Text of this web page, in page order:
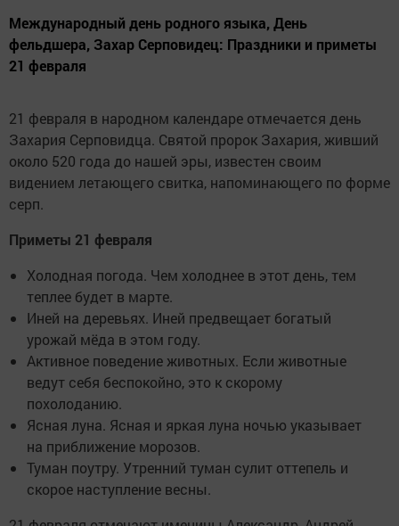
Международный день родного языка, День
фельдшера, Захар Серповидец: Праздники и приметы
21 февраля
21 февраля в народном календаре отмечается день
Захария Серповидца. Святой пророк Захария, живший
около 520 года до нашей эры, известен своим
видением летающего свитка, напоминающего по форме
серп.
Приметы 21 февраля
Холодная погода. Чем холоднее в этот день, тем
теплее будет в марте.
Иней на деревьях. Иней предвещает богатый
урожай мёда в этом году.
Активное поведение животных. Если животные
ведут себя беспокойно, это к скорому
похолоданию.
Ясная луна. Ясная и яркая луна ночью указывает
на приближение морозов.
Туман поутру. Утренний туман сулит оттепель и
скорое наступление весны.